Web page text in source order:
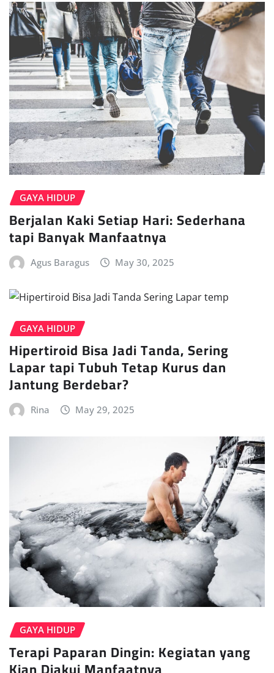
GAYA HIDUP
Berjalan Kaki Setiap Hari: Sederhana
tapi Banyak Manfaatnya
Agus Baragus May 30, 2025
GAYA HIDUP
Hipertiroid Bisa Jadi Tanda, Sering
Lapar tapi Tubuh Tetap Kurus dan
Jantung Berdebar?
Rina May 29, 2025
GAYA HIDUP
Terapi Paparan Dingin: Kegiatan yang